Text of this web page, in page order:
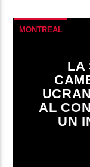
MONTREAL
LA
AL
UN